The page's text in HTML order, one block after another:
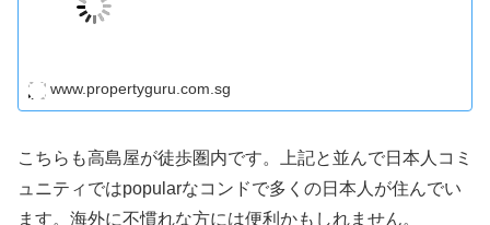
www.propertyguru.com.sg
こちらも高島屋が徒歩圏内です。上記と並んで日本人コミ
ュニティではpopularなコンドで多くの日本人が住んでい
ます。海外に不慣れな方には便利かもしれません。